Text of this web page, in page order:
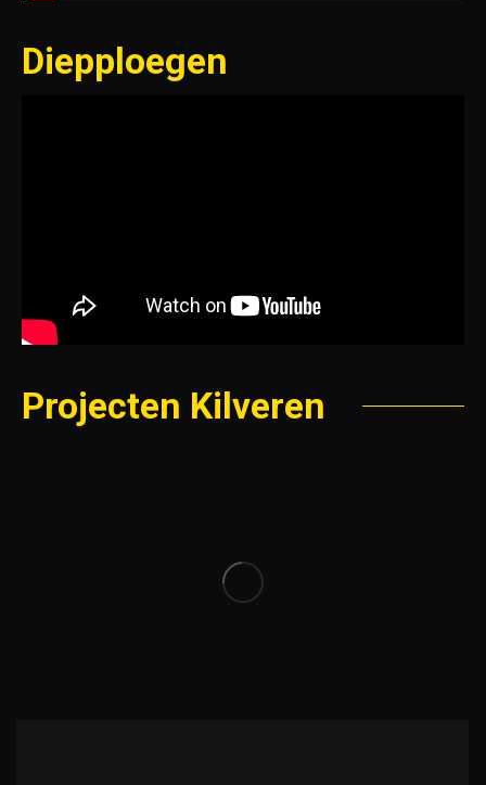
Diepploegen
Projecten Kilveren